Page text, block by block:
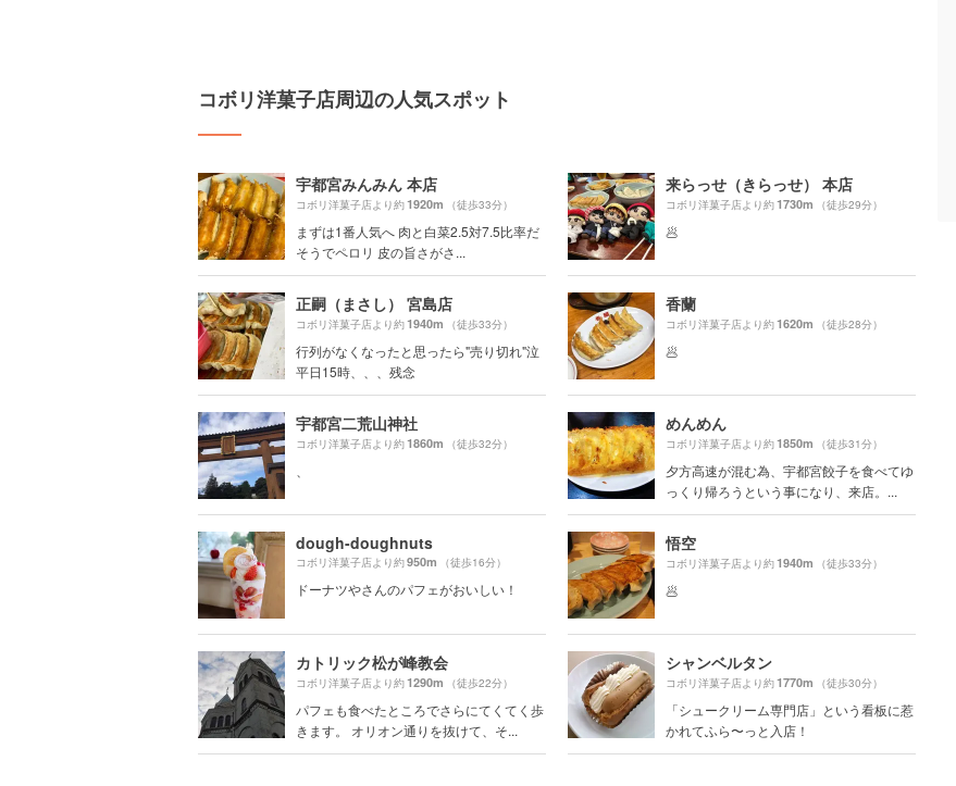
コボリ洋菓子店周辺の人気スポット
宇都宮みんみん 本店
コボリ洋菓子店より約1920m （徒歩33分）
まずは1番人気へ 肉と白菜2.5対7.5比率だ
そうでペロリ 皮の旨さがさ...
来らっせ（きらっせ） 本店
コボリ洋菓子店より約1730m （徒歩29分）
🥟
正嗣（まさし） 宮島店
コボリ洋菓子店より約1940m （徒歩33分）
行列がなくなったと思ったら"売り切れ"泣
平日15時、、、残念
香蘭
コボリ洋菓子店より約1620m （徒歩28分）
🥟
宇都宮二荒山神社
コボリ洋菓子店より約1860m （徒歩32分）
めんめん
コボリ洋菓子店より約1850m （徒歩31分）
夕方高速が混む為、宇都宮餃子を食べてゆ
っくり帰ろうという事になり、来店。...
dough-doughnuts
コボリ洋菓子店より約950m （徒歩16分）
ドーナツやさんのパフェがおいしい！
悟空
コボリ洋菓子店より約1940m （徒歩33分）
🥟
カトリック松が峰教会
コボリ洋菓子店より約1290m （徒歩22分）
パフェも食べたところでさらにてくてく歩
きます。 オリオン通りを抜けて、そ...
シャンベルタン
コボリ洋菓子店より約1770m （徒歩30分）
「シュークリーム専門店」という看板に惹
かれてふら〜っと入店！